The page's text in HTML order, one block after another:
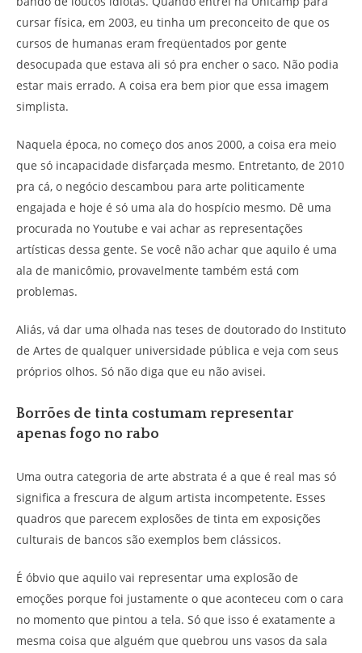
cursar física, em 2003, eu tinha um preconceito de que os
cursos de humanas eram freqüentados por gente
desocupada que estava ali só pra encher o saco. Não podia
estar mais errado. A coisa era bem pior que essa imagem
simplista.
Naquela época, no começo dos anos 2000, a coisa era meio
que só incapacidade disfarçada mesmo. Entretanto, de 2010
pra cá, o negócio descambou para arte politicamente
engajada e hoje é só uma ala do hospício mesmo. Dê uma
procurada no Youtube e vai achar as representações
artísticas dessa gente. Se você não achar que aquilo é uma
ala de manicômio, provavelmente também está com
problemas.
Aliás, vá dar uma olhada nas teses de doutorado do Instituto
de Artes de qualquer universidade pública e veja com seus
próprios olhos. Só não diga que eu não avisei.
Borrões de tinta costumam representar
apenas fogo no rabo
Uma outra categoria de arte abstrata é a que é real mas só
significa a frescura de algum artista incompetente. Esses
quadros que parecem explosões de tinta em exposições
culturais de bancos são exemplos bem clássicos.
É óbvio que aquilo vai representar uma explosão de
emoções porque foi justamente o que aconteceu com o cara
no momento que pintou a tela. Só que isso é exatamente a
mesma coisa que alguém que quebrou uns vasos da sala